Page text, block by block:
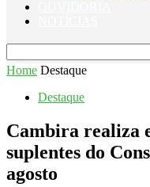
Home Destaque
Destaque
Cambira realiza
suplentes do
agosto